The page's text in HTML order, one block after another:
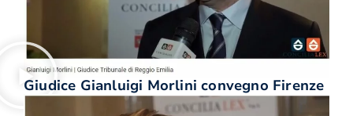
Giudice Gianluigi Morlini convegno Firenze